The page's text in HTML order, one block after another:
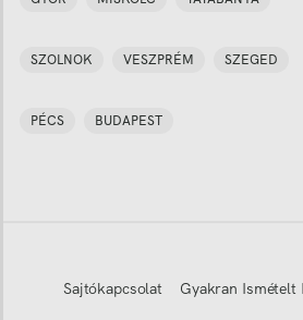
SZOLNOK VESZPRÉM SZEGED
PÉCS BUDAPEST
Sajtókapcsolat Gyakran Ismételt